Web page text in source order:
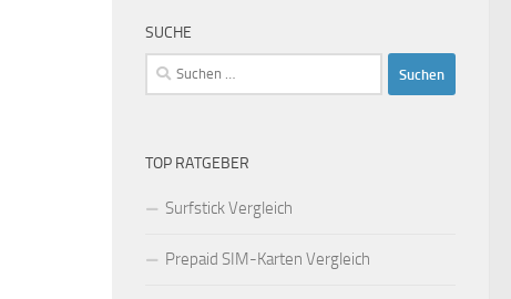
SUCHE
Suchen
nach:
TOP RATGEBER
Surfstick Vergleich
Prepaid SIM-Karten Vergleich